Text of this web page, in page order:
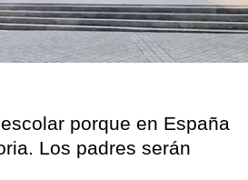
porque en España
Los padres serán